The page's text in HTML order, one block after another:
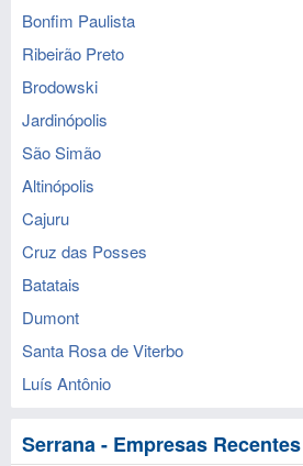
Bonfim Paulista
Ribeirão Preto
Brodowski
Jardinópolis
São Simão
Altinópolis
Cajuru
Cruz das Posses
Batatais
Dumont
Santa Rosa de Viterbo
Luís Antônio
Serrana - Empresas Recentes